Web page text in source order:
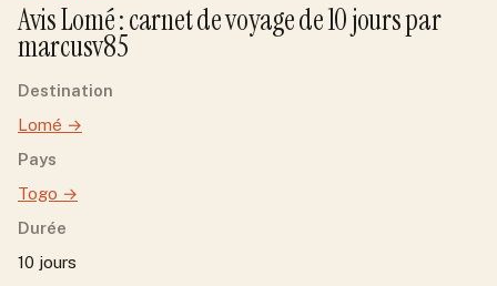
AvisLomé: carnet de voyage de10jourspar
marcusv85
Destination
Lomé →
Pays
Togo →
Durée
10 jours